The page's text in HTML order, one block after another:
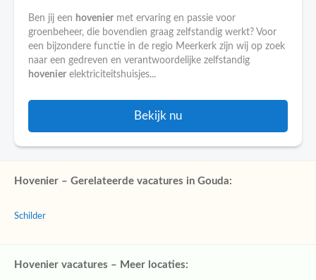
Ben jij een hovenier met ervaring en passie voor
groenbeheer, die bovendien graag zelfstandig werkt? Voor
een bijzondere functie in de regio Meerkerk zijn wij op zoek
naar een gedreven en verantwoordelijke zelfstandig
hovenier elektriciteitshuisjes...
Bekijk nu
Hovenier – Gerelateerde vacatures in Gouda:
Schilder
Hovenier vacatures – Meer locaties: